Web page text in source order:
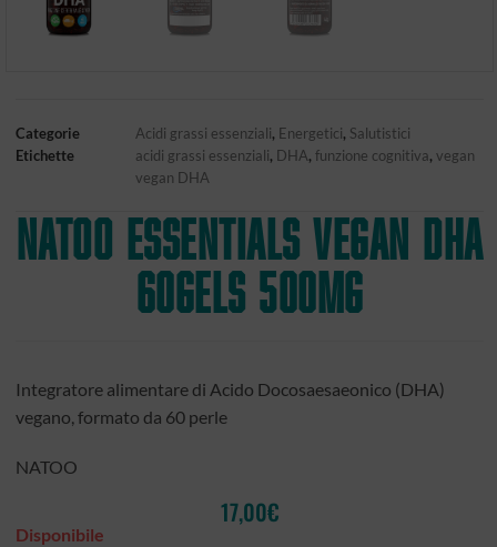
Categorie Acidi grassi essenziali, Energetici, Salutistici
Etichette
acidi grassi essenziali, DHA,funzione cognitiva,vegan
vegan DHA
NATOO Essentials Vegan DHA
60gels 500mg
Integratore alimentare di Acido Docosaesaeonico (DHA)
vegano, formato da 60 perle
NATOO
17,00€
Disponibile